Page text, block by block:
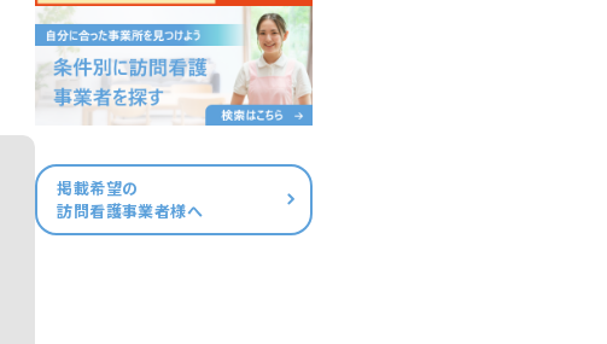
掲載希望の
訪問看護事業者様へ